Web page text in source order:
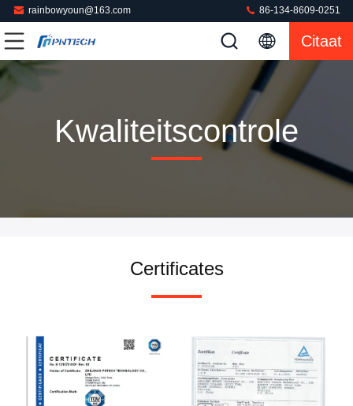
rainbowyoun@163.com 86-134-8609-0251
Citaat
Kwaliteitscontrole
Certificates